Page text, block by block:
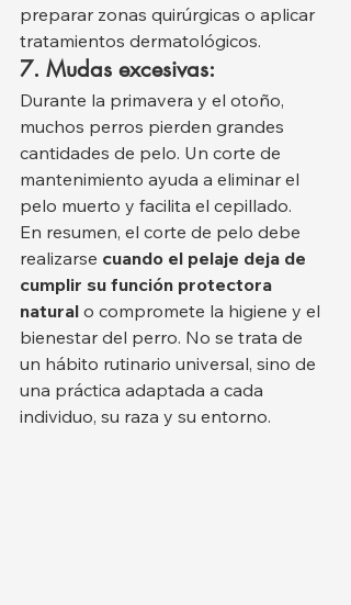
preparar zonas quirúrgicas o aplicar
tratamientos dermatológicos.
7. Mudas excesivas:
Durante la primavera y el otoño,
muchos perros pierden grandes
cantidades de pelo. Un corte de
mantenimiento ayuda a eliminar el
pelo muerto y facilita el cepillado.
En resumen, el corte de pelo debe
realizarse cuando el pelaje deja de
cumplir su función protectora
natural o compromete la higiene y el
bienestar del perro. No se trata de
un hábito rutinario universal, sino de
una práctica adaptada a cada
individuo, su raza y su entorno.